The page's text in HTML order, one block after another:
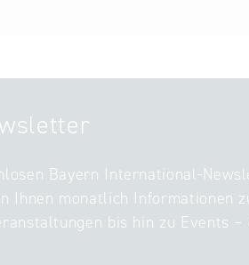
Bayern International-
Ihnen monatlich Informationen
bis hin zu Events